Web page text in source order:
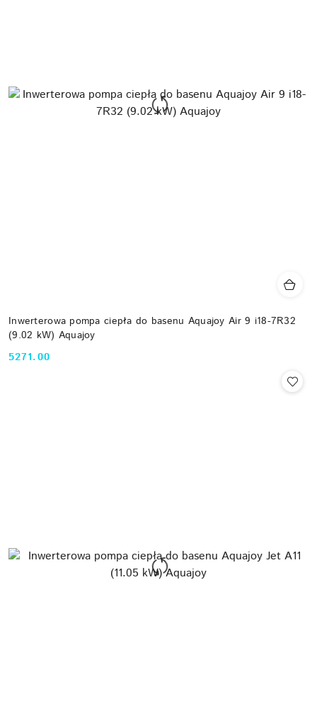
Inwerterowa pompa ciepła do basenu Aquajoy Air 9 i18-7R32
(9.02 kW) Aquajoy
Cena:
5271.00